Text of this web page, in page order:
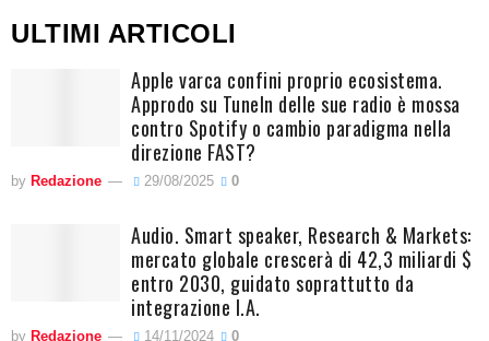
ULTIMI ARTICOLI
Apple varca confini proprio ecosistema.
Approdo su TuneIn delle sue radio è mossa
contro Spotify o cambio paradigma nella
direzione FAST?
by Redazione 29/08/2025 0
Audio. Smart speaker, Research & Markets:
mercato globale crescerà di 42,3 miliardi $
entro 2030, guidato soprattutto da
integrazione I.A.
by Redazione 14/11/2024 0